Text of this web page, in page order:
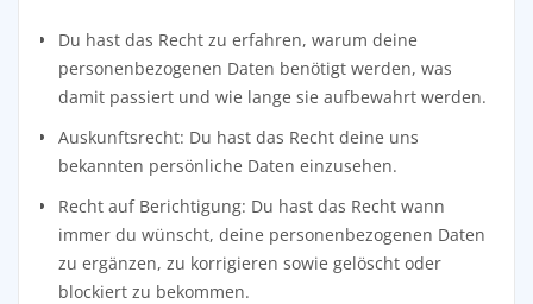
Du hast das Recht zu erfahren, warum deine
personenbezogenen Daten benötigt werden, was
damit passiert und wie lange sie aufbewahrt werden.
Auskunftsrecht: Du hast das Recht deine uns
bekannten persönliche Daten einzusehen.
Recht auf Berichtigung: Du hast das Recht wann
immer du wünscht, deine personenbezogenen Daten
zu ergänzen, zu korrigieren sowie gelöscht oder
blockiert zu bekommen.